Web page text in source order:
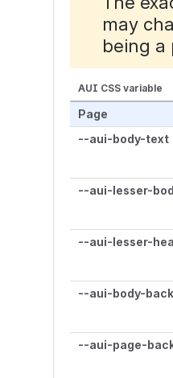
may
being a
AUI CSS variable
Page
--aui-body-text
--aui-lesser-
--aui-lesser-
--aui-body-
--aui-page-